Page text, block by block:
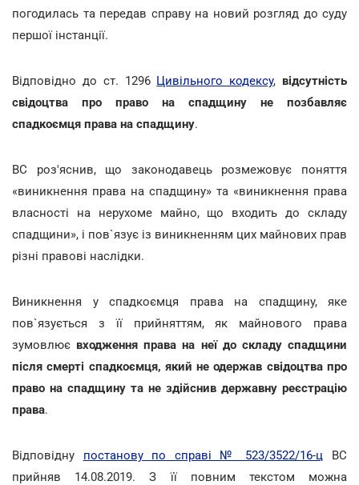
погодилась та передав справу на новий розгляд до суду
першої інстанції.
Відповідно до ст. 1296 Цивільного кодексу, відсутність
свідоцтва про право на спадщину не позбавляє
спадкоємця права на спадщину.
ВС роз'яснив, що законодавець розмежовує поняття
«виникнення права на спадщину» та «виникнення права
власності на нерухоме майно, що входить до складу
спадщини», і пов`язує із виникненням цих майнових прав
різні правові наслідки.
Виникнення у спадкоємця права на спадщину, яке
пов`язується з її прийняттям, як майнового права
зумовлює входження права на неї до складу спадщини
після смерті спадкоємця, який не одержав свідоцтва про
право на спадщину та не здійснив державну реєстрацію
права.
Відповідну постанову по справі № 523/3522/16-ц ВС
прийняв 14.08.2019. З її повним текстом можна